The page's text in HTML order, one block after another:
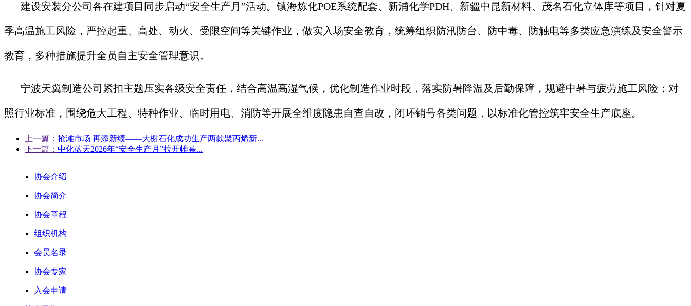
建设安装分公司各在建项目同步启动“安全生产月”活动。镇海炼化POE系统配套、新浦化学PDH、新疆中昆新材料、茂名石化立体库等项目，针对夏
季高温施工风险，严控起重、高处、动火、受限空间等关键作业，做实入场安全教育，统筹组织防汛防台、防中毒、防触电等多类应急演练及安全警示
教育，多种措施提升全员自主安全管理意识。
宁波天翼制造公司紧扣主题压实各级安全责任，结合高温高湿气候，优化制造作业时段，落实防暑降温及后勤保障，规避中暑与疲劳施工风险；对
照行业标准，围绕危大工程、特种作业、临时用电、消防等开展全维度隐患自查自改，闭环销号各类问题，以标准化管控筑牢安全生产底座。
上一篇： 抢滩市场 再添新绩——大榭石化成功生产两款聚丙烯新...
下一篇： 中化蓝天2026年“安全生产月”拉开帷幕...
协会介绍
协会简介
协会章程
组织机构
会员名录
协会专家
入会申请